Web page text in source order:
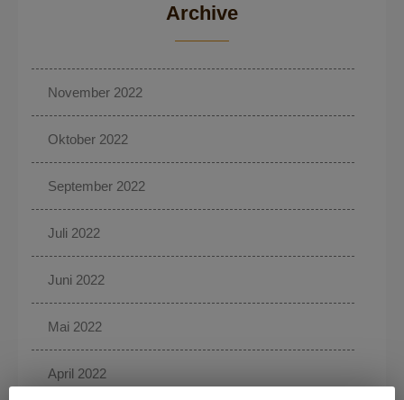
Archive
November 2022
Oktober 2022
September 2022
Juli 2022
Juni 2022
Mai 2022
April 2022